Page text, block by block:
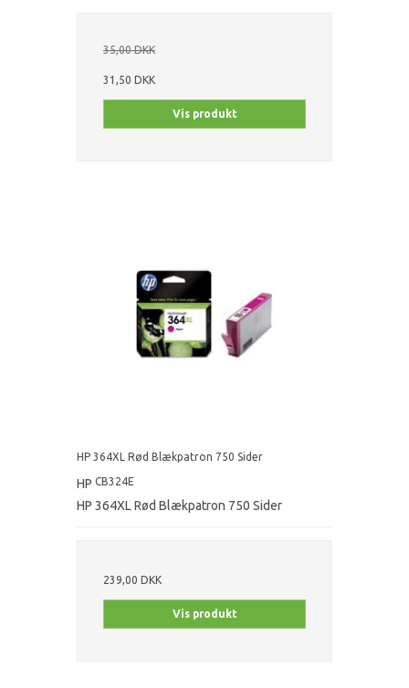
35,00 DKK
31,50 DKK
Vis produkt
HP 364XL Rød Blækpatron 750 Sider
HP CB324E
HP 364XL Rød Blækpatron 750 Sider
239,00 DKK
Vis produkt